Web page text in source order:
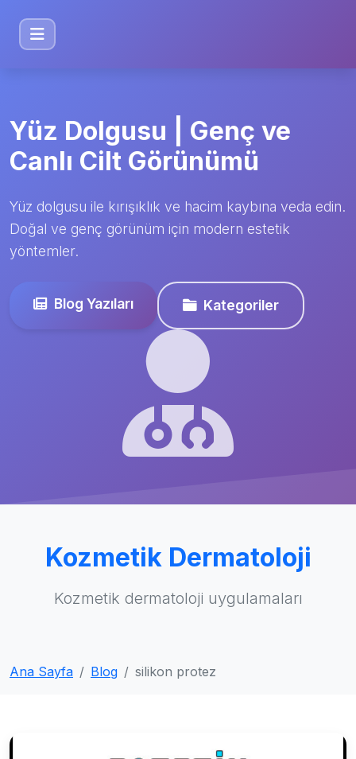
Yüz Dolgusu | Genç ve
Canlı Cilt Görünümü
Yüz dolgusu ile kırışıklık ve hacim kaybına veda edin.
Doğal ve genç görünüm için modern estetik
yöntemler.
Blog Yazıları Kategoriler
Kozmetik Dermatoloji
Kozmetik dermatoloji uygulamaları
Ana Sayfa Blog silikon protez